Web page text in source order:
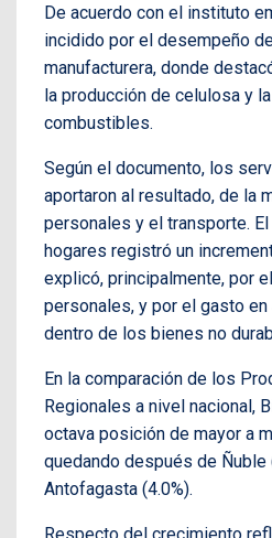
De acuerdo con el instituto
incidido por el desempeño
manufacturera, donde
la producción de celulosa y
combustibles.
Según el documento, los
aportaron al resultado, de la
personales y el transporte.
hogares registró un
explicó, principalmente, por
personales, y por el gasto
dentro de los bienes no
En la comparación de los
Regionales a nivel nacional,
octava posición de mayor a
quedando después de Ñuble
Antofagasta (4.0%).